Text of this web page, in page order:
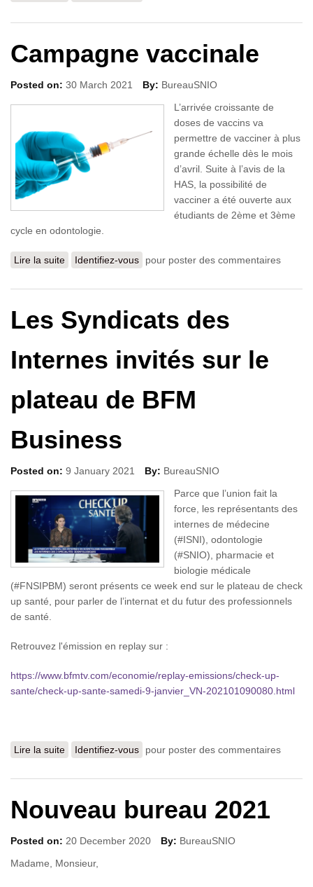
Campagne vaccinale
Posted on: 30 March 2021 By: BureauSNIO
L’arrivée croissante de
doses de vaccins va
permettre de vacciner à plus
grande échelle dès le mois
d’avril. Suite à l’avis de la
HAS, la possibilité de
vacciner a été ouverte aux
étudiants de 2ème et 3ème
cycle en odontologie.
Lire la suite de Campagne vaccinale
Identifiez-vous pour poster des commentaires
Les Syndicats des
Internes invités sur le
plateau de BFM
Business
Posted on: 9 January 2021 By: BureauSNIO
Parce que l’union fait la
force, les représentants des
internes de médecine
(#ISNI), odontologie
(#SNIO), pharmacie et
biologie médicale
(#FNSIPBM) seront présents ce week end sur le plateau de check
up santé, pour parler de l’internat et du futur des professionnels
de santé.
Retrouvez l'émission en replay sur :
https://www.bfmtv.com/economie/replay-emissions/check-up-
sante/check-up-sante-samedi-9-janvier_VN-202101090080.html
Lire la suite de Les Syndicats des Internes invités sur le plateau de
Identifiez-vous pour poster des commentaires
Nouveau bureau 2021
Posted on: 20 December 2020 By: BureauSNIO
Madame, Monsieur,